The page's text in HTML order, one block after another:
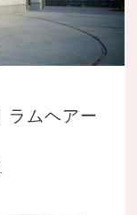
ラムヘアー